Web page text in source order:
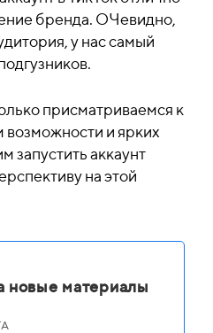
бренда. ОЧевидно,
у нас самый
присматриваемся к
возможности и ярких
запустить аккаунт
на этой
новые материалы